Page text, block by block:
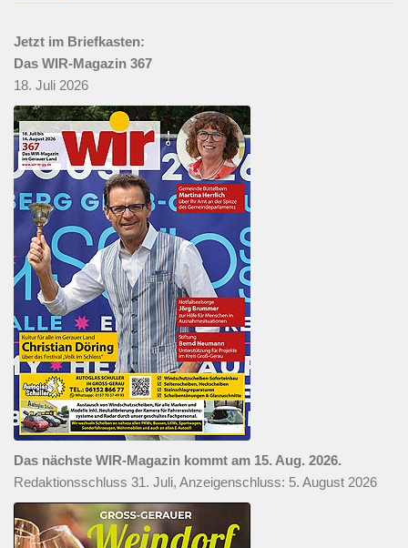
Jetzt im Briefkasten:
Das WIR-Magazin 367
18. Juli 2026
Das nächste WIR-Magazin kommt am 15. Aug. 2026.
Redaktionsschluss 31. Juli, Anzeigenschluss: 5. August 2026